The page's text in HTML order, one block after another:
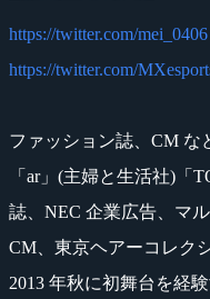
https://twitter.com/mei_0406
https://twitter.com/
ファッション誌、CM な
「ar」(主婦と生活社)「
誌、NEC 企業広告、マ
CM、東京ヘアーコレク
2013 年秋に初舞台を経